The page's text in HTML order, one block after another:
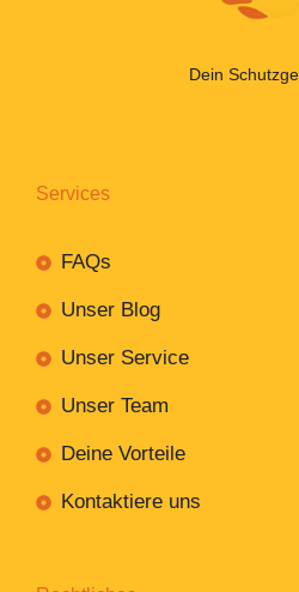
Dein
Services
FAQs
Unser Blog
Unser Service
Unser Team
Deine Vorteile
Kontaktiere uns